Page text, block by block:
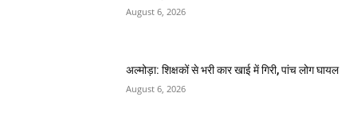
August 6, 2026
अल्मोड़ा: शिक्षकों से भरी कार खाई में गिरी, पांच लोग घायल
August 6, 2026